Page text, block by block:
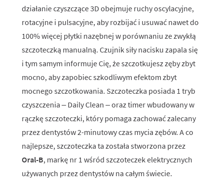
działanie czyszczące 3D obejmuje ruchy oscylacyjne,
rotacyjne i pulsacyjne, aby rozbijać i usuwać nawet do
100% więcej płytki nazębnej w porównaniu ze zwykłą
szczoteczką manualną. Czujnik siły nacisku zapala się
i tym samym informuje Cię, że szczotkujesz zęby zbyt
mocno, aby zapobiec szkodliwym efektom zbyt
mocnego szczotkowania. Szczoteczka posiada 1 tryb
czyszczenia – Daily Clean – oraz timer wbudowany w
rączkę szczoteczki, który pomaga zachować zalecany
przez dentystów 2-minutowy czas mycia zębów. A co
najlepsze, szczoteczka ta została stworzona przez
Oral-B, markę nr 1 wśród szczoteczek elektrycznych
używanych przez dentystów na całym świecie.